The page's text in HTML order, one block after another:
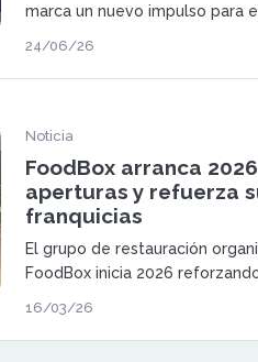
marca un nuevo impulso para
Santagloria Coffee & Bakery
24/06/26
Noticia
FoodBox arranca
aperturas y refuerza
franquicias
El grupo de restauración
FoodBox inicia 2026
aperturas, cinco de ellas bajo
franquicia Santagloria Coffee &
16/03/26